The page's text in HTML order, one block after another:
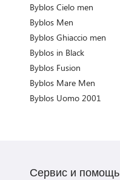
Byblos Cielo men
Byblos Men
Byblos Ghiaccio men
Byblos in Black
Byblos Fusion
Byblos Mare Men
Byblos Uomo 2001
Сервис и помощь